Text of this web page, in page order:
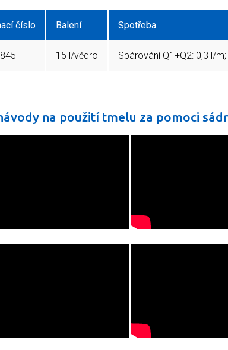
číslo Balení Spotřeba
15 l/vědro Spárování Q1+Q2: 0,3 l/
na použití tmelu za pomoci